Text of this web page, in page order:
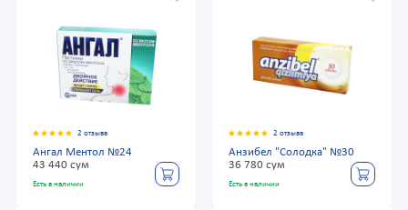
2 отзыва
Ангал Ментол №24
43 440 сум
Есть в наличии
2 отзыва
Анзибел "Солодка" №30
36 780 сум
Есть в наличии